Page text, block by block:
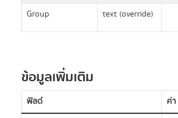
Group text (override)
ข้อมูลเพิ่มเติม
ฟิลด์
ค่า